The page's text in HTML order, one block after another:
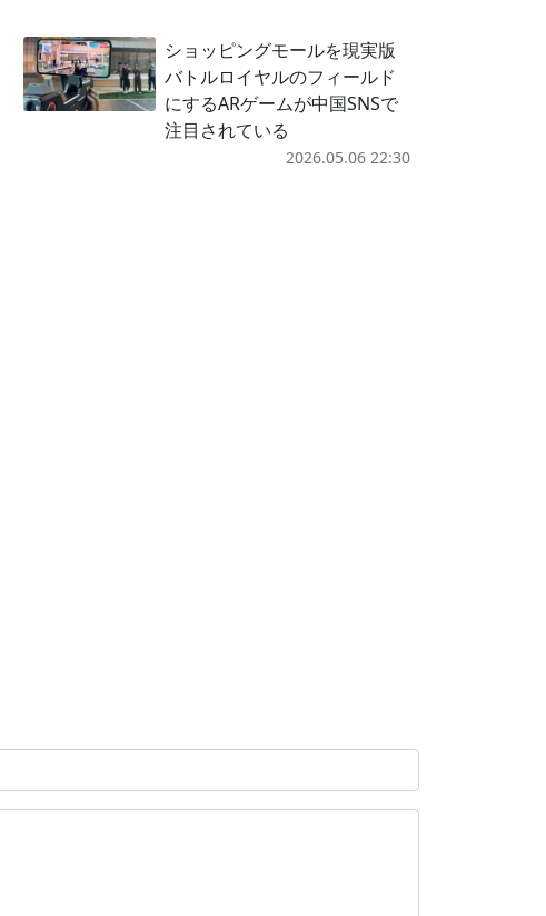
ショッピングモールを現実版
バトルロイヤルのフィールド
にするARゲームが中国SNSで
注目されている
2026.05.06 22:30